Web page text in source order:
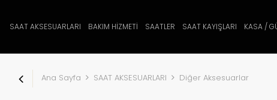
SAAT AKSESUARLARI BAKIM HİZMETİ SAATLER SAAT KAYIŞLARI
KASA /
Ana Sayfa SAAT AKSESUARLARI Diğer Aksesuarlar